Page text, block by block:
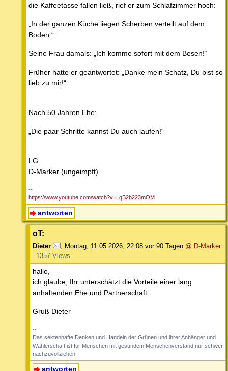
die Kaffeetasse fallen ließ, rief er zum Schlafzimmer hoch:
„In der ganzen Küche liegen Scherben verteilt auf dem
Boden.“
Seine Frau damals: „Ich komme sofort mit dem Besen!“
Früher hatte er geantwortet: „Danke mein Schatz, Du bist so
lieb zu mir!“
Nach 50 Jahren Ehe:
„Die paar Schritte kannst Du auch laufen!“
LG
D-Marker (ungeimpft)
--
https://www.youtube.com/watch?v=LqB2b223mOM
antworten
oT:
Dieter Montag, 11.05.2026, 22:08 vor 90 Tagen @ D-Marker
1357 Views
hallo,
ich glaube, Ihr unterschätzt die Vorteile einer lang
anhaltenden Ehe und Partnerschaft.
Gruß Dieter
--
Das sektenhafte Denken und Handeln der Grünen und ihrer Anhänger und
Wählerschaft ist für Menschen mit gesundem Menschenverstand nur schwer
nachzuvollziehen.
antworten